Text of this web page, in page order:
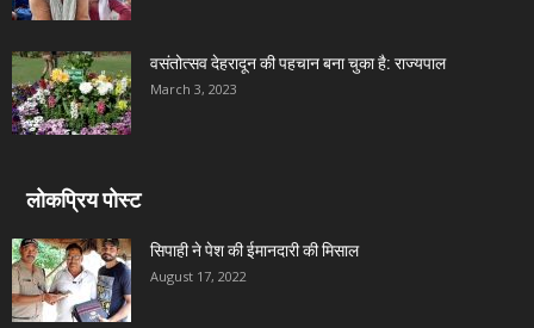
वसंतोत्सव देहरादून की पहचान बना चुका है: राज्यपाल
March 3, 2023
लोकप्रिय पोस्ट
सिपाही ने पेश की ईमानदारी की मिसाल
August 17, 2022